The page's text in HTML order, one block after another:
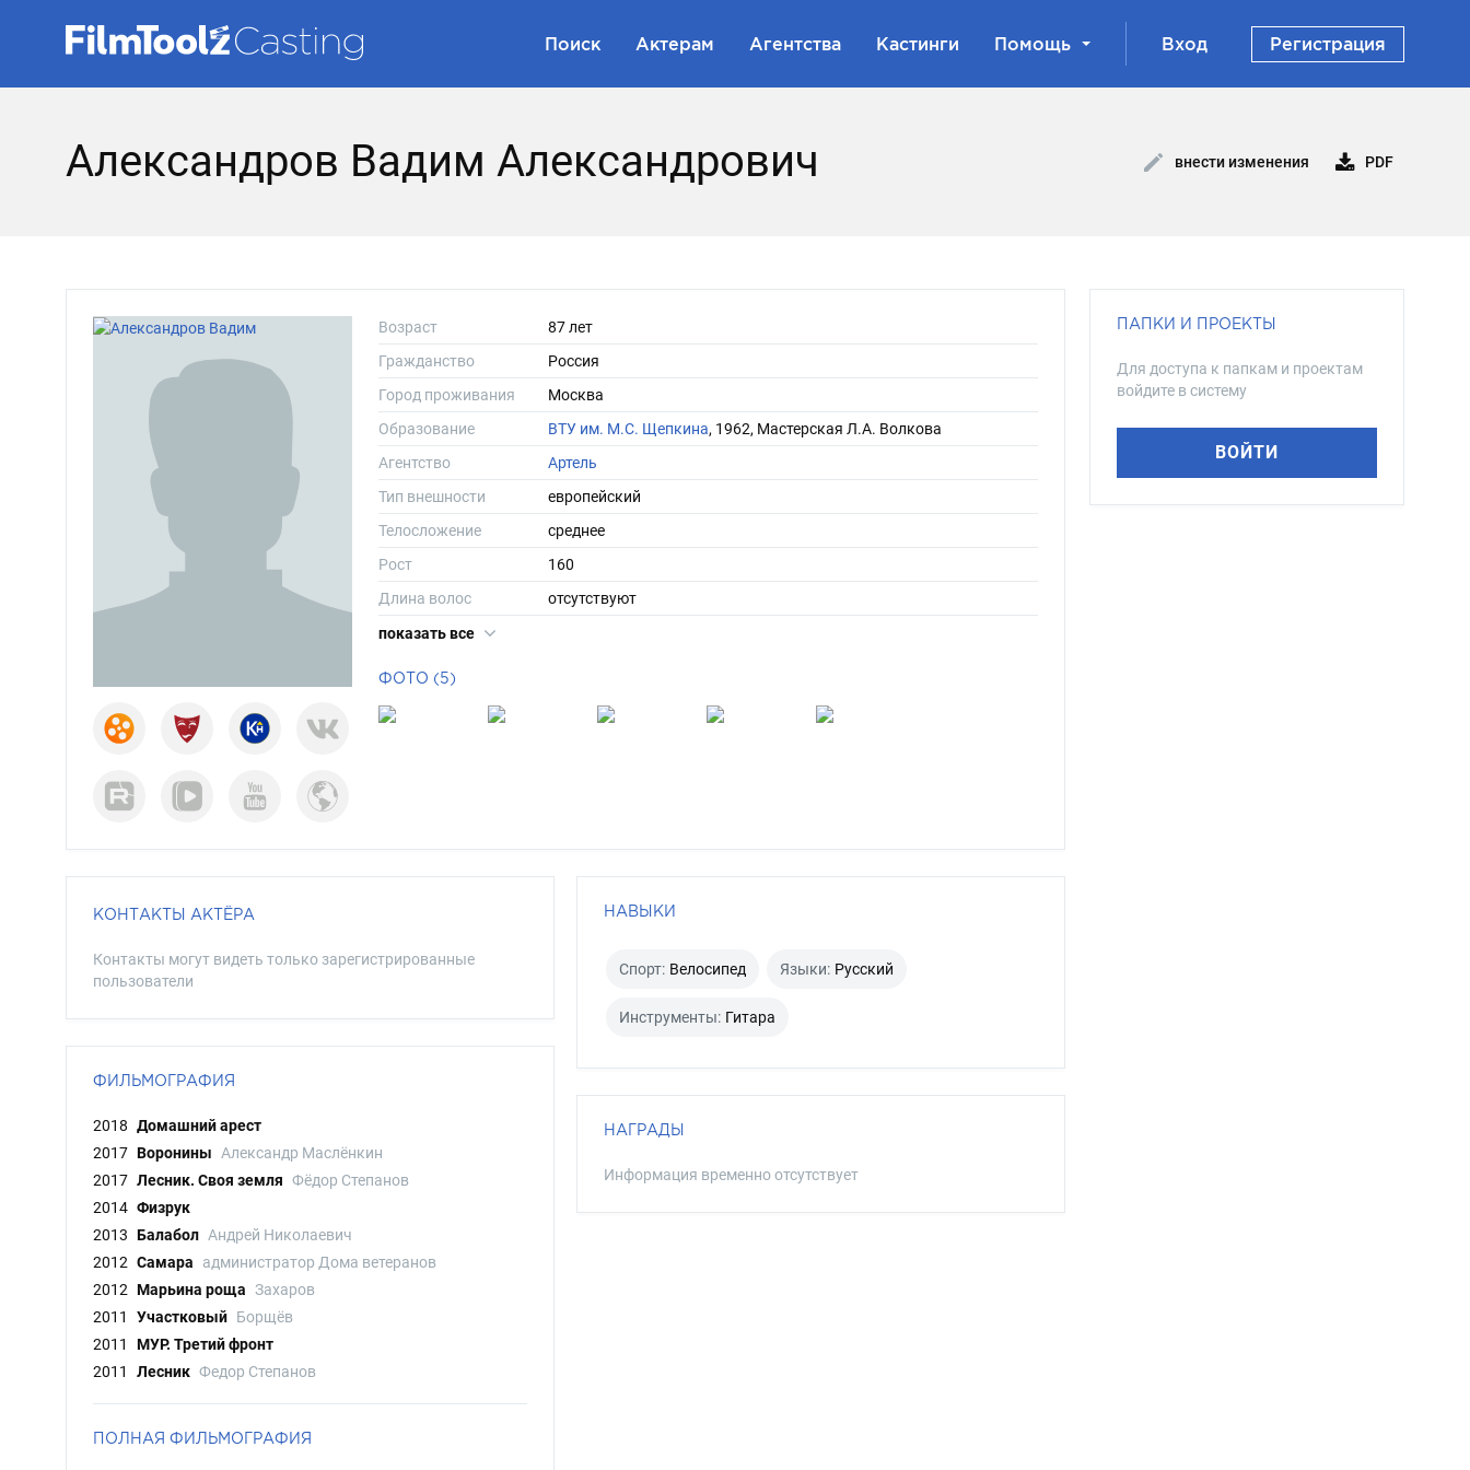
Поиск Актерам Агентства Кастинги Помощь Вход Регистрация
Александров Вадим Александрович внести изменения PDF
Возраст
87 лет
Гражданство
Россия
Город проживания
Москва
Образование
ВТУ им. М.С. Щепкина, 1962, Мастерская Л.А. Волкова
Агентство
Артель
Тип внешности
европейский
Телосложение
среднее
Рост
160
Длина волос
отсутствуют
Цвет волос
показать все
ФОТО (5)
КОНТАКТЫ АКТЁРА
Контакты могут видеть только зарегистрированные
пользователи
ФИЛЬМОГРАФИЯ
2018 Домашний арест
2017 Воронины
Александр Маслёнкин
2017 Лесник. Своя земля Фёдор Степанов
2014 Физрук
2013 Балабол Андрей Николаевич
2012 Самара
администратор Дома ветеранов
2012 Марьина роща Захаров
2011
Участковый Борщёв
2011
МУР. Третий фронт
2011
Лесник Федор Степанов
ПОЛНАЯ ФИЛЬМОГРАФИЯ
НАВЫКИ
Спорт: Велосипед Языки: Русский
Инструменты: Гитара
НАГРАДЫ
Информация временно отсутствует
ПАПКИ И ПРОЕКТЫ
Для доступа к папкам и проектам
войдите в систему
ВОЙТИ